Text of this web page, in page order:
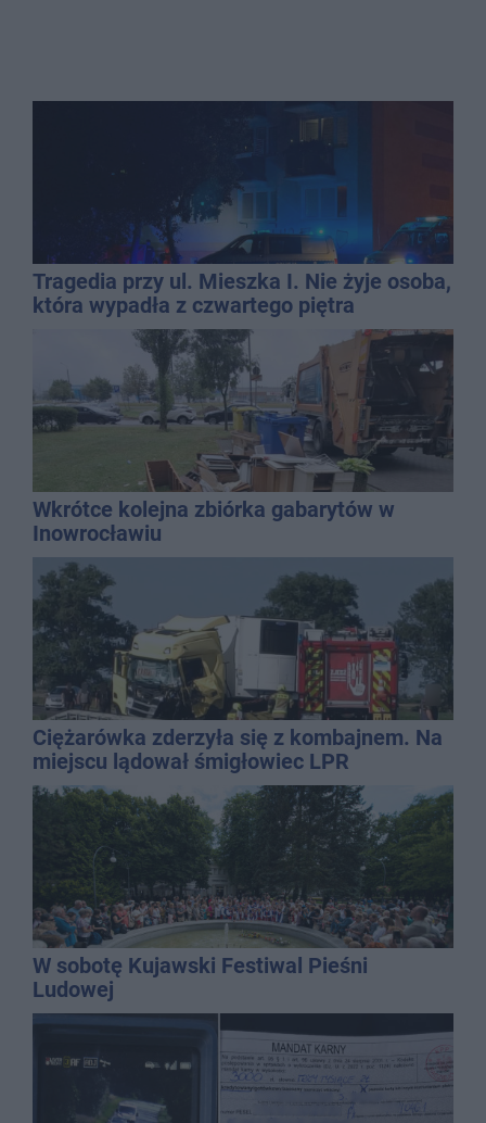
Tragedia przy ul. Mieszka I. Nie żyje osoba,
która wypadła z czwartego piętra
Wkrótce kolejna zbiórka gabarytów w
Inowrocławiu
Ciężarówka zderzyła się z kombajnem. Na
miejscu lądował śmigłowiec LPR
W sobotę Kujawski Festiwal Pieśni
Ludowej